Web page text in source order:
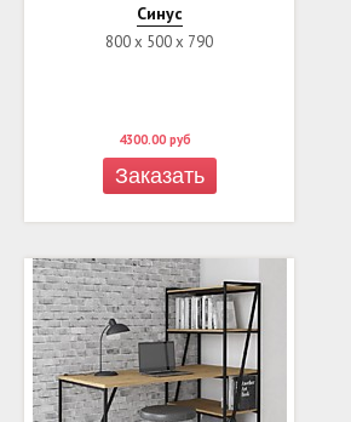
Синус
800 х 500 х 790
4300.00 руб
Заказать